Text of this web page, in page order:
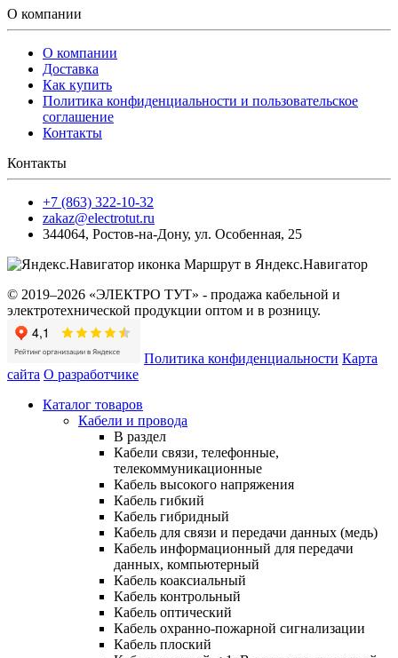
О компании
О компании
Доставка
Как купить
Политика конфиденциальности и пользовательское
соглашение
Контакты
Контакты
+7 (863) 322-10-32
zakaz@electrotut.ru
344064, Ростов-на-Дону, ул. Особенная, 25
Маршрут в Яндекс.Навигатор
© 2019–2026 «ЭЛЕКТРО ТУТ» - продажа кабельной и
электротехнической продукции оптом и в розницу.
Политика конфиденциальности Карта
сайта О разработчике
Каталог товаров
Кабели и провода
В раздел
Кабели связи, телефонные,
телекоммуникационные
Кабель высокого напряжения
Кабель гибкий
Кабель гибридный
Кабель для связи и передачи данных (медь)
Кабель информационный для передачи
данных, компьютерный
Кабель коаксиальный
Кабель контрольный
Кабель оптический
Кабель охранно-пожарной сигнализации
Кабель плоский